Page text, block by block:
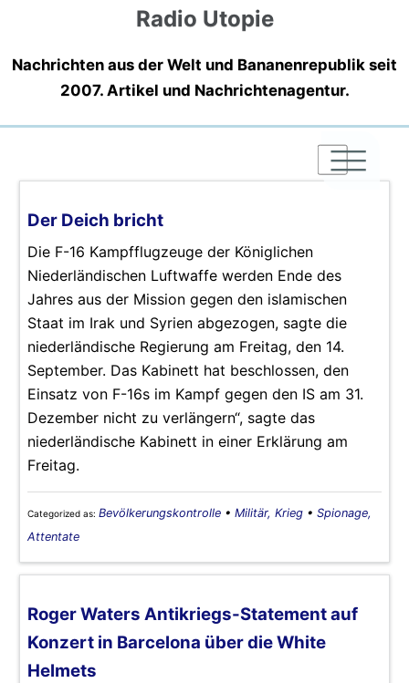
Radio Utopie
Nachrichten aus der Welt und Bananenrepublik seit
2007. Artikel und Nachrichtenagentur.
|
|
|
Der Deich bricht
Die F-16 Kampfflugzeuge der Königlichen
Niederländischen Luftwaffe werden Ende des
Jahres aus der Mission gegen den islamischen
Staat im Irak und Syrien abgezogen, sagte die
niederländische Regierung am Freitag, den 14.
September. Das Kabinett hat beschlossen, den
Einsatz von F-16s im Kampf gegen den IS am 31.
Dezember nicht zu verlängern“, sagte das
niederländische Kabinett in einer Erklärung am
Freitag.
Categorized as: Bevölkerungskontrolle • Militär, Krieg • Spionage,
Attentate
Roger Waters Antikriegs-Statement auf
Konzert in Barcelona über die White
Helmets